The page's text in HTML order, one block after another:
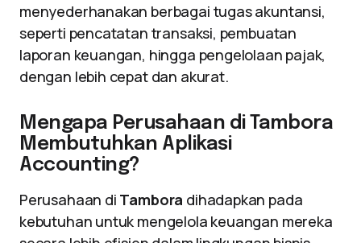
menyederhanakan berbagai tugas akuntansi,
seperti pencatatan transaksi, pembuatan
laporan keuangan, hingga pengelolaan pajak,
dengan lebih cepat dan akurat.
Mengapa Perusahaan di Tambora
Membutuhkan Aplikasi
Accounting?
Perusahaan di Tambora dihadapkan pada
kebutuhan untuk mengelola keuangan mereka